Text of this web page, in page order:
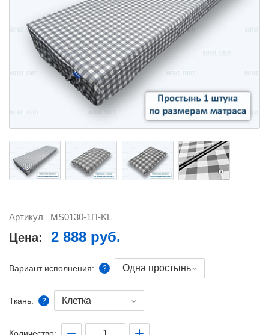
Артикул MS0130-1П-KL
Цена: 2 888 руб.
Вариант исполнения: Одна простынь
Ткань: Клетка